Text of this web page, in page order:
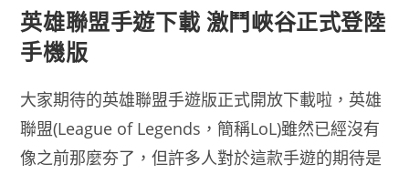
英雄聯盟手遊下載 激鬥峽谷正式登陸
手機版
大家期待的英雄聯盟手遊版正式開放下載啦，英雄
聯盟(League of Legends，簡稱LoL)雖然已經沒有
像之前那麼夯了，但許多人對於這款手遊的期待是